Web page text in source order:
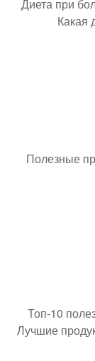
Диета при
Какая
Полезные
Топ-10
Лучшие